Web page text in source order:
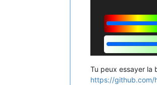
Tu peux essayer la
https://github.com/